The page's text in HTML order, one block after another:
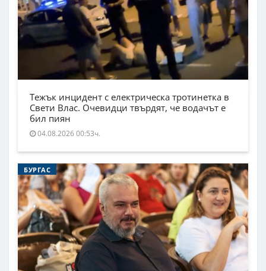
Тежък инцидент с електрическа тротинетка в
Свети Влас. Очевидци твърдят, че водачът е
бил пиян
04.08.2026 00:53ч.
БУРГАС